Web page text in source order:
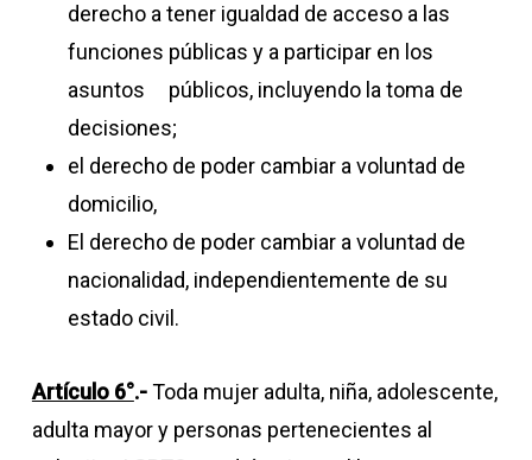
derecho a tener igualdad de acceso a las
funciones públicas y a participar en los
asuntos públicos, incluyendo la toma de
decisiones;
el derecho de poder cambiar a voluntad de
domicilio,
El derecho de poder cambiar a voluntad de
nacionalidad, independientemente de su
estado civil.
Artículo 6°.-Toda mujer adulta, niña, adolescente,
adulta mayor y personas pertenecientes al